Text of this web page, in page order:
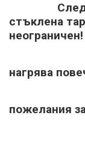
След
стъклена
неограничен!
Да
нагрява
С
пожелания
За